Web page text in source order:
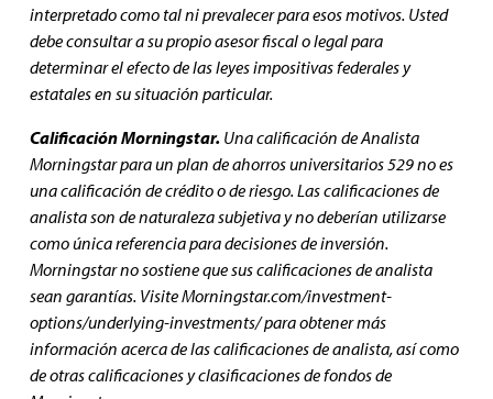
interpretado como tal ni prevalecer para esos motivos. Usted
debe consultar a su propio asesor fiscal o legal para
determinar el efecto de las leyes impositivas federales y
estatales en su situación particular.
Calificación Morningstar. Una calificación de Analista
Morningstar para un plan de ahorros universitarios 529 no es
una calificación de crédito o de riesgo. Las calificaciones de
analista son de naturaleza subjetiva y no deberían utilizarse
como única referencia para decisiones de inversión.
Morningstar no sostiene que sus calificaciones de analista
sean garantías. Visite Morningstar.com/investment-
options/underlying-investments/ para obtener más
información acerca de las calificaciones de analista, así como
de otras calificaciones y clasificaciones de fondos de